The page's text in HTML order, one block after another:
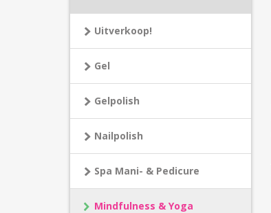
Uitverkoop!
Gel
Gelpolish
Nailpolish
Spa Mani- & Pedicure
Mindfulness & Yoga